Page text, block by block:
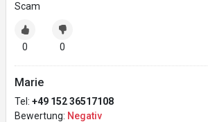
Scam
0 0
Marie
Tel: +49 152 36517108
Bewertung: Negativ